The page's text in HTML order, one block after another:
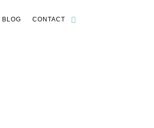
BLOG CONTACT